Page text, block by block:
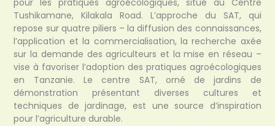
pour les pratiques agroécologiques, situé au Centre
Tushikamane, Kilakala Road. L’approche du SAT, qui
repose sur quatre piliers – la diffusion des connaissances,
l’application et la commercialisation, la recherche axée
sur la demande des agriculteurs et la mise en réseau –
vise à favoriser l’adoption des pratiques agroécologiques
en Tanzanie. Le centre SAT, orné de jardins de
démonstration présentant diverses cultures et
techniques de jardinage, est une source d’inspiration
pour l’agriculture durable.